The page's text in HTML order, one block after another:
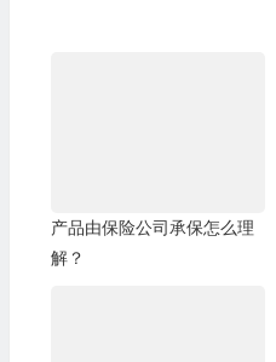
产品由保险公司承保怎么理
解？